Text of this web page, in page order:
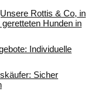
Rottis & Co, in
Hunden in
Individuelle
Sicher